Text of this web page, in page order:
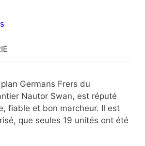
Germans Frers du
Nautor Swan, est réputé
fiable et bon marcheur. Il est
que seules 19 unités ont été